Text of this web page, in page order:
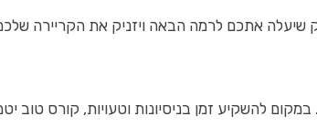
בשנים האחרונות, קורסים רבים מציעים ידע שיווקי מגוון – החל מהיבטים דיגיטליים, דרך שיווק
במקום להשקיע זמן בניסיונות וטעויות,